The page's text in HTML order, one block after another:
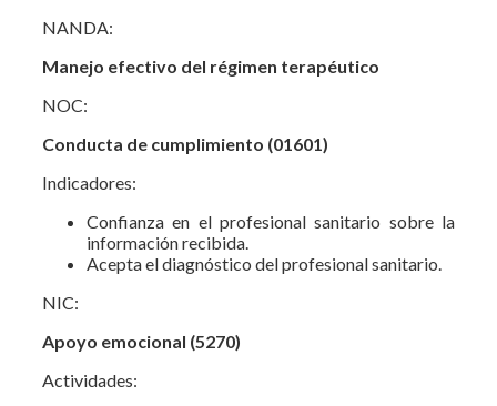
NANDA:
Manejo efectivo del régimen terapéutico
NOC:
Conducta de cumplimiento (01601)
Indicadores:
Confianza en el profesional sanitario sobre la
información recibida.
Acepta el diagnóstico del profesional sanitario.
NIC:
Apoyo emocional (5270)
Actividades: